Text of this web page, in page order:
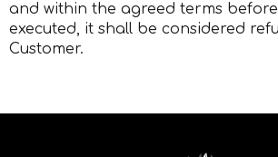
and within the agreed terms
executed, it shall be considered
Customer.